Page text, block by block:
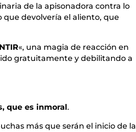
de la apisonadora contra lo
que devolvería el aliento, que
«, una magia de reacción en
gratuitamente y debilitando a
que es inmoral.
más que serán el inicio de la